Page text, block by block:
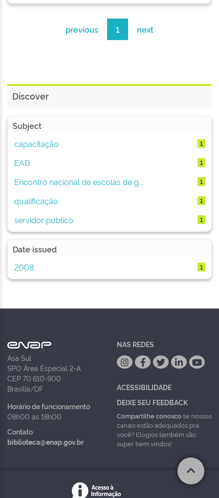
previous 1 next
Discover
Subject
capacitação
1
EAD 1
Encontro nacional de escolas de g... 1
qualificação 1
servidor público 1
Date issued
2008
1
Asa Sul
SPO Área Especial 2-A
CEP 70.610-900
Brasília/DF
Horário de funcionamento
08h00 às 18h00
Contato
biblioteca@enap.gov.br
NAS REDES
ACESSIBILIDADE
DEIXE SEU FEEDBACK
Compartilhe conoscose nossos
canais estão adequados pra
você? Elogios também são
super bem vindos!